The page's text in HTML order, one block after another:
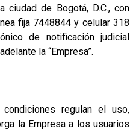
ciudad de Bogotá, D.C., con
fija 7448844 y celular 318
de notificación judicial
la “Empresa”.
regulan el uso,
la Empresa a los usuarios